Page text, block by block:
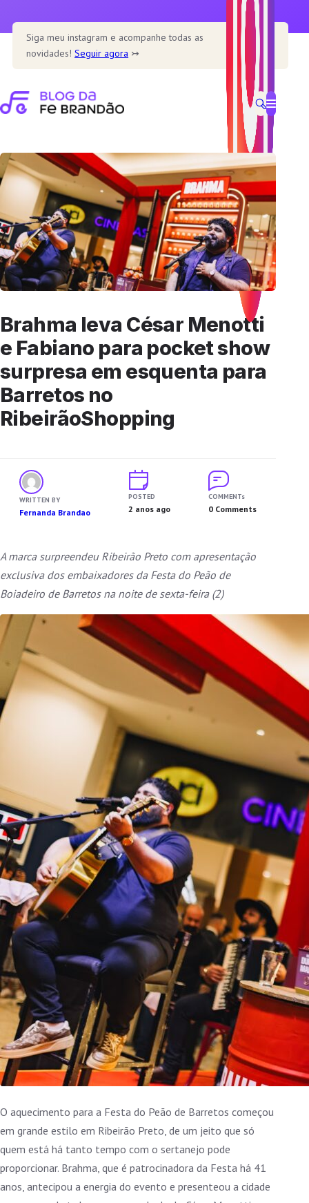
para
Siga meu instagram e acompanhe todas as
novidades!Seguir agora ↣
Brahma leva César Menotti
e Fabiano para pocket show
surpresa em esquenta para
Barretos no
RibeirãoShopping
WRITTEN BY
Fernanda Brandao
POSTED
2 anos ago
COMMENTs
0 Comments
A marca surpreendeu Ribeirão Preto com apresentação
exclusiva dos embaixadores da Festa do Peão de
Boiadeiro de Barretos na noite de sexta-feira (2)
O aquecimento para a Festa do Peão de Barretos começou
em grande estilo em Ribeirão Preto, de um jeito que só
quem está há tanto tempo com o sertanejo pode
proporcionar. Brahma, que é patrocinadora da Festa há 41
anos, antecipou a energia do evento e presenteou a cidade